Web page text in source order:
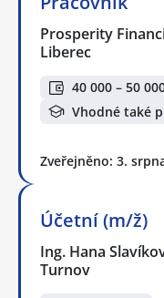
Prosperity
Liberec
40 000 – 50
Vhodné také
Zveřejněno: 3.
Účetní (m/ž)
Ing. Hana
Turnov